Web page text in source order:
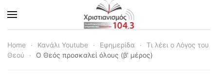
Skip to main content
Home Κανάλι Youtube Εφημερίδα
Τι λέει ο Λόγος του
Θεού
Ο Θεός προσκαλεί όλους (β' μέρος)